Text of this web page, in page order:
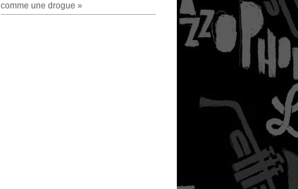
comme une drogue »